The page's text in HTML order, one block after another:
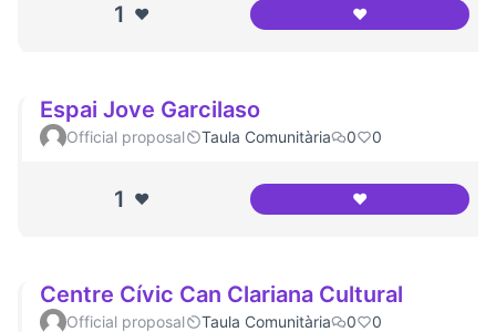
1 ❤️ ❤️Fundació Intered
Espai Jove Garcilaso
Official proposal Taula Comunitària 0 0
1 ❤️ ❤️Espai Jove
Centre Cívic Can Clariana Cultural
Official proposal Taula Comunitària 0 0